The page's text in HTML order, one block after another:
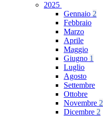
2025
Gennaio 2
Febbraio
Marzo
Aprile
Maggio
Giugno 1
Luglio
Agosto
Settembre
Ottobre
Novembre 2
Dicembre 2